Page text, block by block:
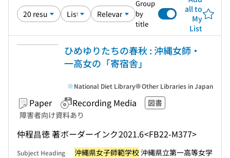
Group
by
title
all to
My
List
ひめゆりたちの春秋 : 沖縄女師・
一高女の「寄宿舎」
Paper Recording Media
図書
障害者向け資料あり
仲程昌徳 著ボーダーインク2021.6<FB22-M377>
National Diet Library Other Libraries in Japan
Subject Heading 沖縄県女子師範学校沖縄県立第一高等女学